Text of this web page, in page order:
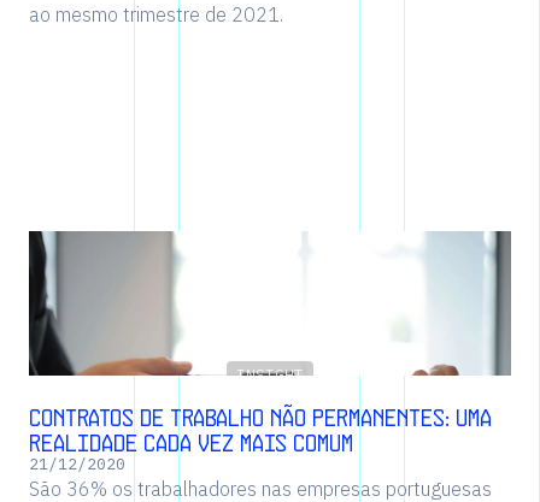
ao mesmo trimestre de 2021.
INSIGHT
Contratos de trabalho não permanentes: uma
realidade cada vez mais comum
21/12/2020
São 36% os trabalhadores nas empresas portuguesas